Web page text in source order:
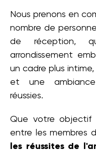
Nous prenons en
nombre de
de réception,
arrondissement
un cadre plus
et une
réussies.
Que votre objectif
entre les membres
les réussites de